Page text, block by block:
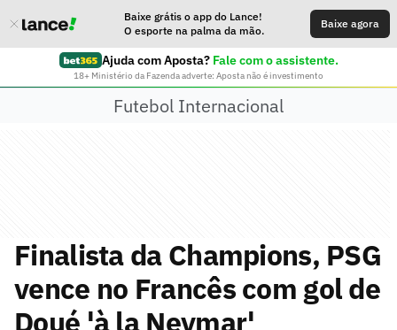
Baixe grátis o app do Lance!
O esporte na palma da mão.
Baixe agora
Ajuda com Aposta? Fale com o assistente.
18+ Ministério da Fazenda adverte: Aposta não é investimento
Futebol Internacional
Finalista da Champions, PSG
vence no Francês com gol de
Doué 'à la Neymar'